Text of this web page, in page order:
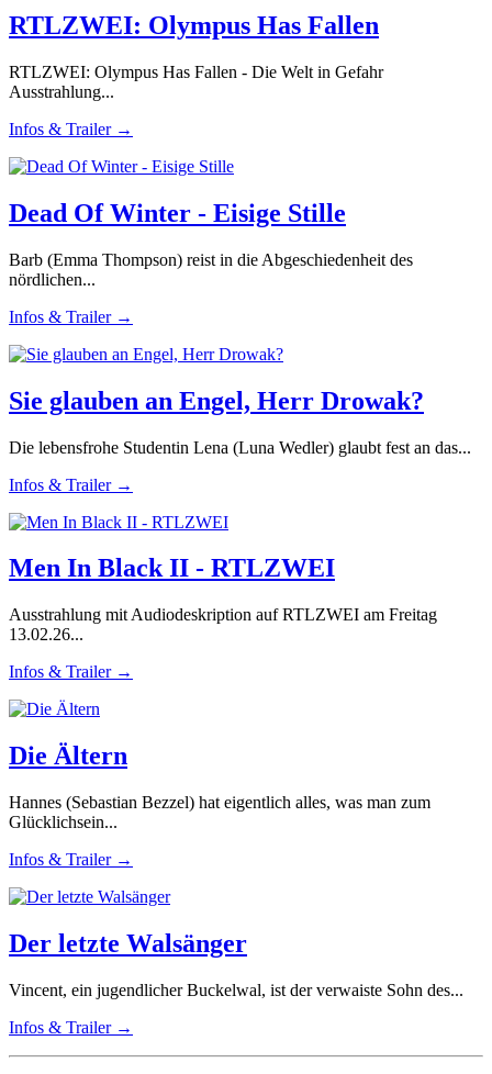
RTLZWEI: Olympus Has Fallen
RTLZWEI: Olympus Has Fallen - Die Welt in Gefahr
Ausstrahlung...
Infos & Trailer →
Dead Of Winter - Eisige Stille
Barb (Emma Thompson) reist in die Abgeschiedenheit des
nördlichen...
Infos & Trailer →
Sie glauben an Engel, Herr Drowak?
Die lebensfrohe Studentin Lena (Luna Wedler) glaubt fest an das...
Infos & Trailer →
Men In Black II - RTLZWEI
Ausstrahlung mit Audiodeskription auf RTLZWEI am Freitag
13.02.26...
Infos & Trailer →
Die Ältern
Hannes (Sebastian Bezzel) hat eigentlich alles, was man zum
Glücklichsein...
Infos & Trailer →
Der letzte Walsänger
Vincent, ein jugendlicher Buckelwal, ist der verwaiste Sohn des...
Infos & Trailer →